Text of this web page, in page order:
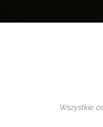
Wszystkie